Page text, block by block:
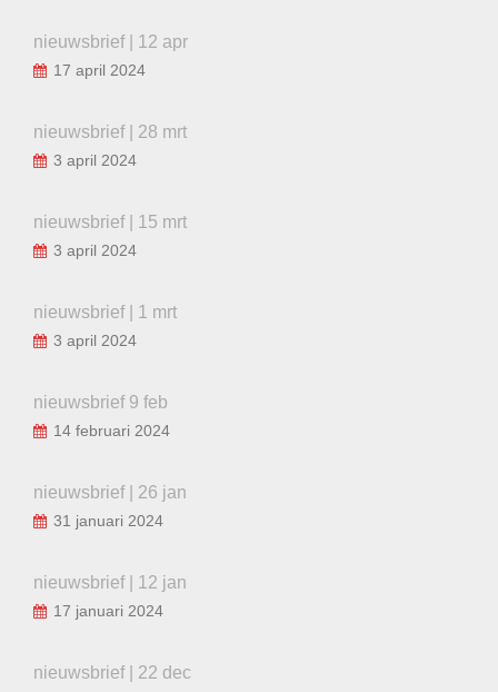
nieuwsbrief | 12 apr
17 april 2024
nieuwsbrief | 28 mrt
3 april 2024
nieuwsbrief | 15 mrt
3 april 2024
nieuwsbrief | 1 mrt
3 april 2024
nieuwsbrief 9 feb
14 februari 2024
nieuwsbrief | 26 jan
31 januari 2024
nieuwsbrief | 12 jan
17 januari 2024
nieuwsbrief | 22 dec